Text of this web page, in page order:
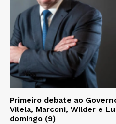
Primeiro debate ao
Vilela, Marconi, Wilder e
domingo (9)